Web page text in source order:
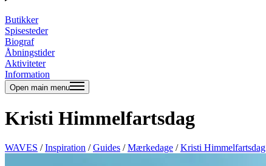
Butikker
Spisesteder
Biograf
Åbningstider
Aktiviteter
Information
Open main menu
Kristi Himmelfartsdag
WAVES /Inspiration /Guides /Mærkedage /Kristi Himmelfartsdag